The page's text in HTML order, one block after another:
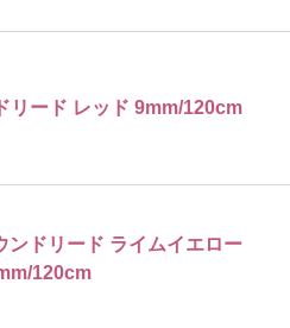
リード レッド 9mm/120cm
ドリード ライムイエロー
120cm